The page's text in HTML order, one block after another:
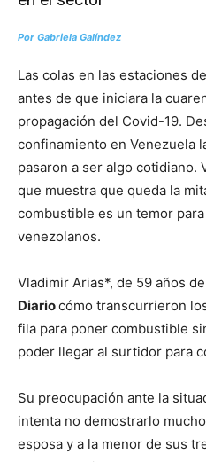
Por Gabriela Galíndez
Las colas en las estaciones
antes de que iniciara la
propagación del Covid-19.
confinamiento en Venezuela
pasaron a ser algo cotidiano.
que muestra que queda la
combustible es un temor
venezolanos.
Vladimir Arias*, de 59 años
Diariocómo transcurrieron
fila para poner combustible
poder llegar al surtidor para
Su preocupación ante la
intenta no demostrarlo
esposa y a la menor de sus